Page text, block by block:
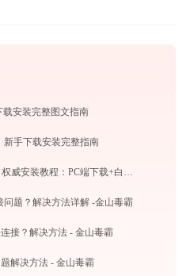
安装完整图文指南
新手下载安装完整指南
植物大战僵尸杂交版 v3.14 权威安装教程：PC端下载+白屏闪退完美解决
题？解决方法详解 -金山毒霸
接？解决方法 - 金山毒霸
解决方法 - 金山毒霸